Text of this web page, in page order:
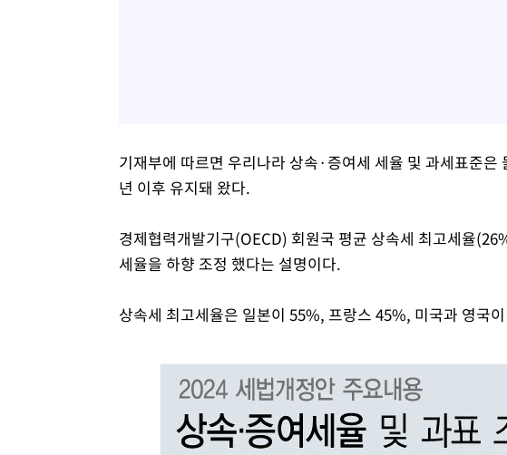
기재부에 따르면 우리나라 상속·증여세 세율 및 과세표준
년 이후 유지돼 왔다.
경제협력개발기구(OECD) 회원국 평균 상속세 최고세율
세율을 하향 조정 했다는 설명이다.
상속세 최고세율은 일본이 55%, 프랑스 45%, 미국과 영국